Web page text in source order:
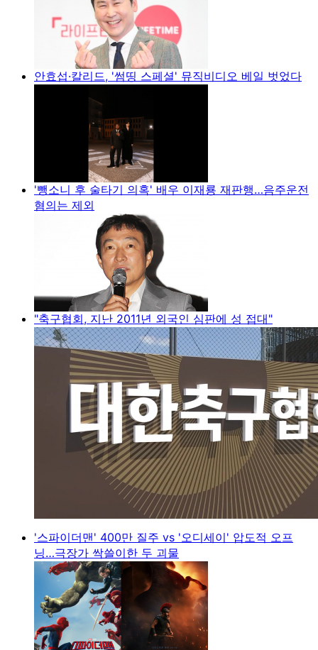
안효섭·칼리드, '썸띵 스페셜' 뮤직비디오 베일 벗었다
'뺑소니 후 술타기 의혹' 배우 이재룡 재판행…음주운전
혐의는 제외
"축구협회, 지난 2011년 외국인 심판에 성 접대"
'스파이더맨' 400만 질주 vs '오디세이' 압도적 오프
닝…극장가 싹쓸이한 두 괴물